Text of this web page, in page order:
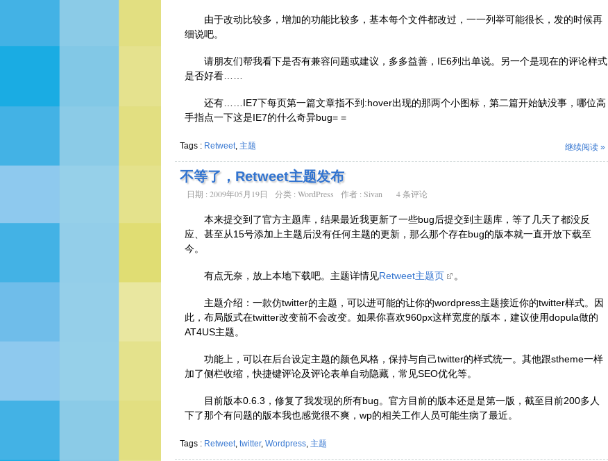
由于改动比较多，增加的功能比较多，基本每个文件都改过，一一列举可能很长，发的时候再
细说吧。
请朋友们帮我看下是否有兼容问题或建议，多多益善，IE6列出单说。另一个是现在的评论样式
是否好看……
还有……IE7下每页第一篇文章指不到:hover出现的那两个小图标，第二篇开始缺没事，哪位高
手指点一下这是IE7的什么奇异bug= =
继续阅读 »
Tags : Retweet, 主题
不等了，Retweet主题发布
日期 : 2009年05月19日 分类 : WordPress 作者 : Sivan 4 条评论
本来提交到了官方主题库，结果最近我更新了一些bug后提交到主题库，等了几天了都没反
应、甚至从15号添加上主题后没有任何主题的更新，那么那个存在bug的版本就一直开放下载至
今。
有点无奈，放上本地下载吧。主题详情见Retweet主题页 。
主题介绍：一款仿twitter的主题，可以进可能的让你的wordpress主题接近你的twitter样式。因
此，布局版式在twitter改变前不会改变。如果你喜欢960px这样宽度的版本，建议使用dopula做的
AT4US主题。
功能上，可以在后台设定主题的颜色风格，保持与自己twitter的样式统一。其他跟stheme一样
加了侧栏收缩，快捷键评论及评论表单自动隐藏，常见SEO优化等。
目前版本0.6.3，修复了我发现的所有bug。官方目前的版本还是是第一版，截至目前200多人
下了那个有问题的版本我也感觉很不爽，wp的相关工作人员可能生病了最近。
Tags : Retweet, twitter, Wordpress, 主题